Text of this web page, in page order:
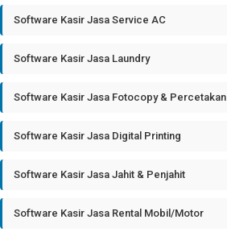
Software Kasir Jasa Service AC
Software Kasir Jasa Laundry
Software Kasir Jasa Fotocopy & Percetakan
Software Kasir Jasa Digital Printing
Software Kasir Jasa Jahit & Penjahit
Software Kasir Jasa Rental Mobil/Motor